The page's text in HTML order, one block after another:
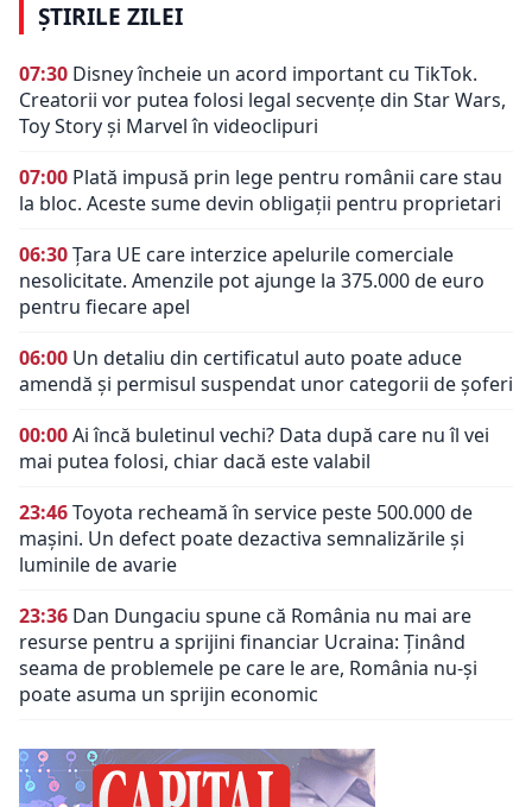
ȘTIRILE ZILEI
07:30 Disney încheie un acord important cu TikTok.
Creatorii vor putea folosi legal secvențe din Star Wars,
Toy Story și Marvel în videoclipuri
07:00 Plată impusă prin lege pentru românii care stau
la bloc. Aceste sume devin obligații pentru proprietari
06:30Țara UE care interzice apelurile comerciale
nesolicitate. Amenzile pot ajunge la 375.000 de euro
pentru fiecare apel
06:00 Un detaliu din certificatul auto poate aduce
amendă și permisul suspendat unor categorii de șoferi
00:00Ai încă buletinul vechi? Data după care nu îl vei
mai putea folosi, chiar dacă este valabil
23:46Toyota recheamă în service peste 500.000 de
mașini. Un defect poate dezactiva semnalizările și
luminile de avarie
23:36 Dan Dungaciu spune că România nu mai are
resurse pentru a sprijini financiar Ucraina: Ținând
seama de problemele pe care le are, România nu-și
poate asuma un sprijin economic